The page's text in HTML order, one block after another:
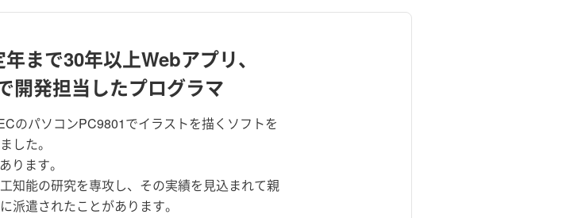
まで30年以上Webアプリ、
開発担当したプログラマ
のパソコンPC9801でイラストを描くソフトを
した。
ります。
知能の研究を専攻し、その実績を見込まれて親
派遣されたことがあります。